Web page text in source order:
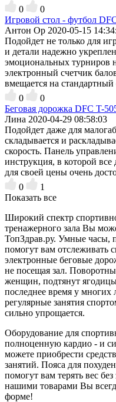
0
0
Игровой стол - футбол
Антон Ор 2020-05-15
Подойдет не только для
и детали надежно
эмоциональных турниров
электронный счетчик
вмещается на
0
0
Беговая дорожка DFC T-
Лина 2020-04-29 08:58:03
Подойдет даже для
складывается и
скорость. Панель
инструкция, в которой
для своей цены очень
0
1
Показать все
Широкий спектр
тренажерного зала Вы
ТопЗдрав.ру. Умные часы,
помогут вам отслеживать
электронные беговые
не посещая зал.
женщин, подтянут
последнее время у многих
регулярные занятия
сильно упрощается.
Оборудование для
полноценную кардио - и
можете приобрести
занятий. Пояса для
помогут вам терять вес
нашими товарами Вы
форме!